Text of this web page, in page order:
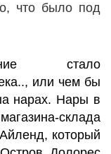
что было под
стало
или чем бы
нарах. Нары в
склада
который